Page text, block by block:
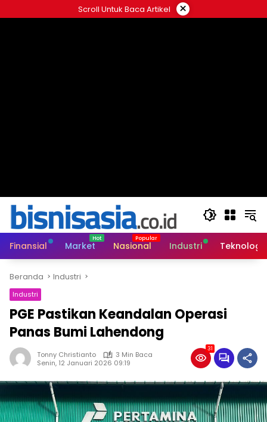
ke
Scroll Untuk Baca Artikel ×
Finansial Market Nasional Industri Teknologi
Beranda Industri
Industri
PGE Pastikan Keandalan Operasi
Panas Bumi Lahendong
Tonny Christianto
3 Min Baca
Senin, 12 Januari 2026 09:19
31